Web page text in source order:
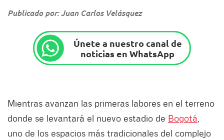
Publicado por: Juan Carlos Velásquez
Únete a nuestro canal de
noticias en WhatsApp
Mientras avanzan las primeras labores en el terreno
donde se levantará el nuevo estadio de Bogotá
uno de los espacios más tradicionales del complejo